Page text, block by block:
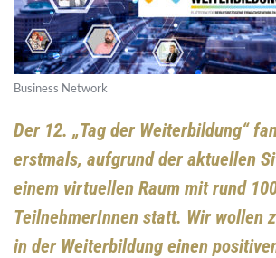
Business Network
Der 12. „Tag der Weiterbildung“
erstmals, aufgrund der aktuellen
einem virtuellen Raum mit rund
TeilnehmerInnen statt. Wir wollen
in der Weiterbildung einen